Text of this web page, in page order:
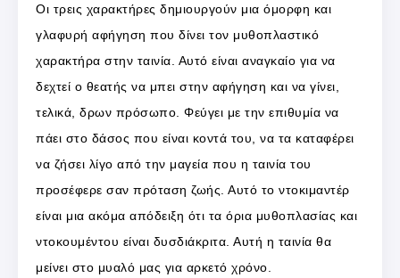
Οι τρεις χαρακτήρες δημιουργούν μια όμορφη και
γλαφυρή αφήγηση που δίνει τον μυθοπλαστικό
χαρακτήρα στην ταινία. Αυτό είναι αναγκαίο για να
δεχτεί ο θεατής να μπει στην αφήγηση και να γίνει,
τελικά, δρων πρόσωπο. Φεύγει με την επιθυμία να
πάει στο δάσος που είναι κοντά του, να τα καταφέρει
να ζήσει λίγο από την μαγεία που η ταινία του
προσέφερε σαν πρόταση ζωής. Αυτό το ντοκιμαντέρ
είναι μια ακόμα απόδειξη ότι τα όρια μυθοπλασίας και
ντοκουμέντου είναι δυσδιάκριτα. Αυτή η ταινία θα
μείνει στο μυαλό μας για αρκετό χρόνο.